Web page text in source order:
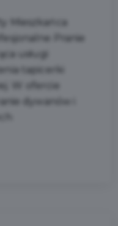
Mieszkańca
Pranie
usługi
tapicerki
W ofercie
dywanów i